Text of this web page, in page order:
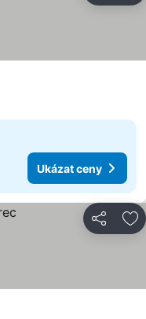
Ukázat ceny
Sdílet